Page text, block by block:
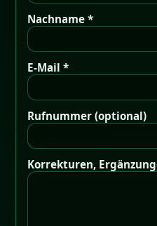
Nachname *
E-Mail *
Rufnummer (optional)
Korrekturen,